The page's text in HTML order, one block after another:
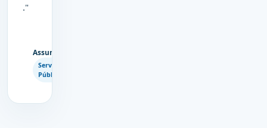
."
Assuntos
Serviços
Públicos